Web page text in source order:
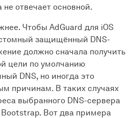
не отвечает основной.
Чтобы AdGuard для iOS
защищённый DNS-
должно сначала получить
цели по умолчанию
DNS, но иногда это
причинам. В таких случаях
выбранного DNS-сервера
Вот два примера